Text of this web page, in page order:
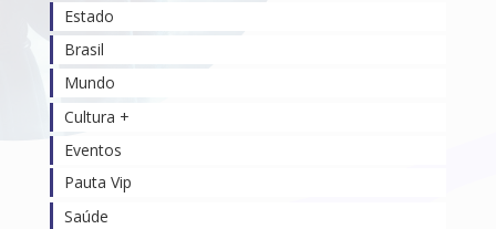
Estado
Brasil
Mundo
Cultura +
Eventos
Pauta Vip
Saúde